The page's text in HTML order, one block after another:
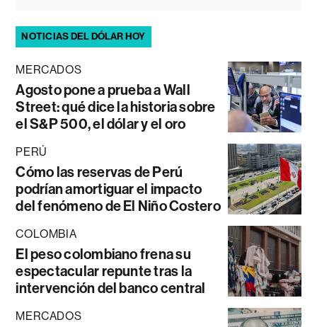
NOTICIAS DEL DÓLAR HOY
MERCADOS
Agosto pone a prueba a Wall
Street: qué dice la historia sobre
el S&P 500, el dólar y el oro
PERÚ
Cómo las reservas de Perú
podrían amortiguar el impacto
del fenómeno de El Niño Costero
COLOMBIA
El peso colombiano frena su
espectacular repunte tras la
intervención del banco central
MERCADOS